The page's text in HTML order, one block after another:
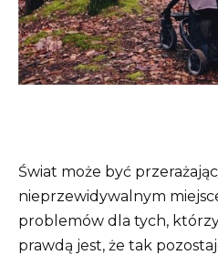
Świat może być
nieprzewidywalnym
problemów dla tych,
prawdą jest, że tak